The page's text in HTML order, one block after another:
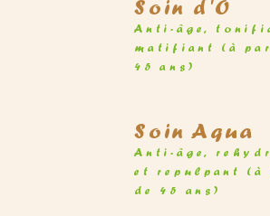
Soin d'O
Anti-âge,
matifiant (à
45 ans)
Soin Aqua
Anti-âge,
et repulpant (à
de 45 ans)